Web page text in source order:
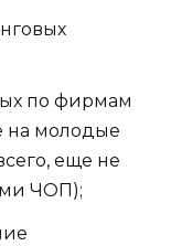
по фирмам
на молодые
еще не
ЧОП);